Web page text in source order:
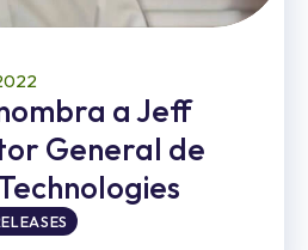
a Jeff
General de